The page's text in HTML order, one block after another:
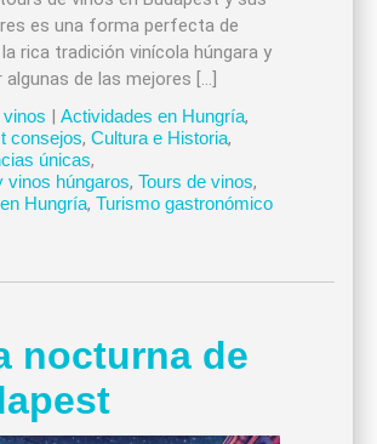
es una forma perfecta de
rica tradición vinícola húngara y
de las mejores […]
vinos Actividades en Hungría,
consejos, Cultura e Historia,
únicas,
vinos húngaros, Tours de vinos,
Hungría, Turismo gastronómico
nocturna de